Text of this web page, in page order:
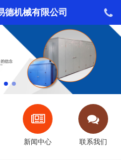
德机械有限公司
新闻中心 联系我们